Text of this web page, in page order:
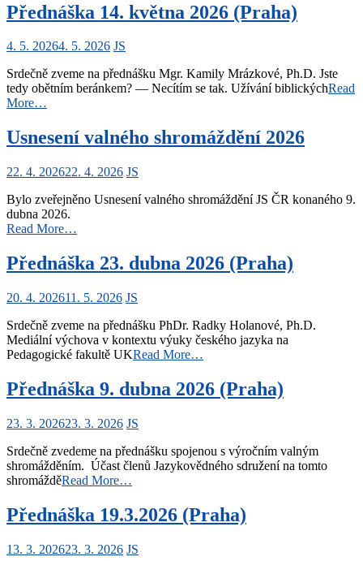
Přednáška 14. května 2026 (Praha)
4. 5. 20264. 5. 2026 JS
Srdečně zveme na přednášku Mgr. Kamily Mrázkové, Ph.D. Jste
tedy obětním beránkem? — Necítím se tak. Užívání biblickýchRead
More…
Usnesení valného shromáždění 2026
22. 4. 202622. 4. 2026 JS
Bylo zveřejněno Usnesení valného shromáždění JS ČR konaného 9.
dubna 2026.
Read More…
Přednáška 23. dubna 2026 (Praha)
20. 4. 202611. 5. 2026 JS
Srdečně zveme na přednášku PhDr. Radky Holanové, Ph.D.
Mediální výchova v kontextu výuky českého jazyka na
Pedagogické fakultě UKRead More…
Přednáška 9. dubna 2026 (Praha)
23. 3. 202623. 3. 2026 JS
Srdečně zvedeme na přednášku spojenou s výročním valným
shromážděním. Účast členů Jazykovědného sdružení na tomto
shromážděRead More…
Přednáška 19.3.2026 (Praha)
13. 3. 202623. 3. 2026 JS